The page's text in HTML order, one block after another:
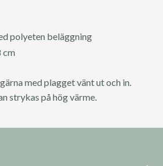
polyeten beläggning
cm
med plagget vänt ut och in.
strykas på hög värme.